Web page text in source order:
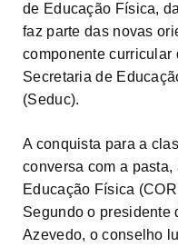
de Educação Física,
faz parte das novas
componente curricular
Secretaria de
(Seduc).
A conquista para a
conversa com a
Educação Física
Segundo o presidente
Azevedo, o conselho